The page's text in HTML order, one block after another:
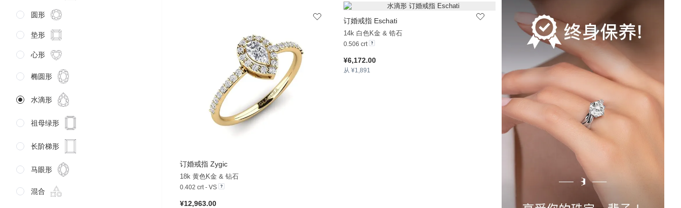
订婚戒指 Zygic
18k 黄色K金 & 钻石
0.402 crt - VS
¥12,963.00
订婚戒指 Eschati
14k 白色K金 & 锆石
0.506 crt
¥6,172.00
从 ¥1,891
圆形
垫形
心形
椭圆形
水滴形
祖母绿形
长阶梯形
马眼形
混合